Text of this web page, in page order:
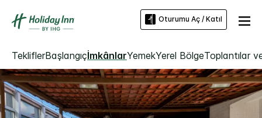
Oturumu Aç / Katıl
TekliflerBaşlangıçİmkânlarYemekYerel BölgeToplantılar